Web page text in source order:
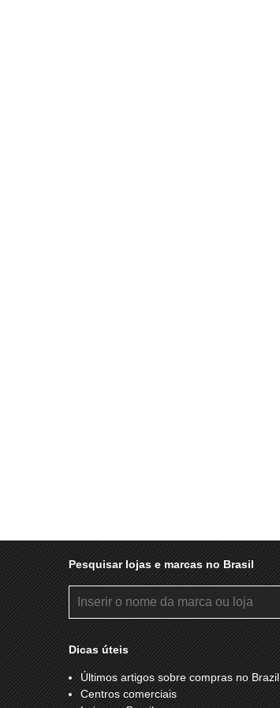
Pesquisar lojas e marcas no Brasil
Dicas úteis
Últimos artigos sobre compras no Brazil
Centros comerciais